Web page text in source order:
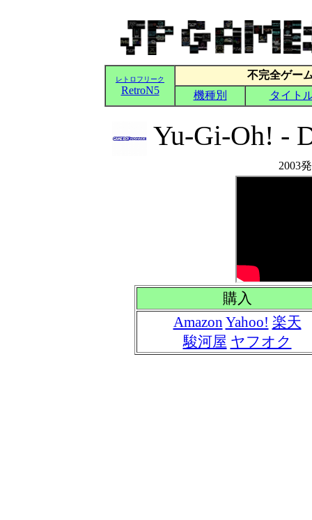
Yu-Gi-Oh! -
2003
購入
Amazon Yahoo! 楽天
駿河屋 ヤフオク